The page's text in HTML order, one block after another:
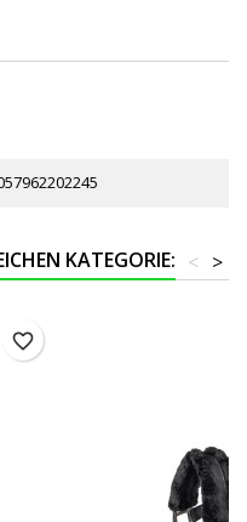
KATEGORIE: >
<
favorite_border